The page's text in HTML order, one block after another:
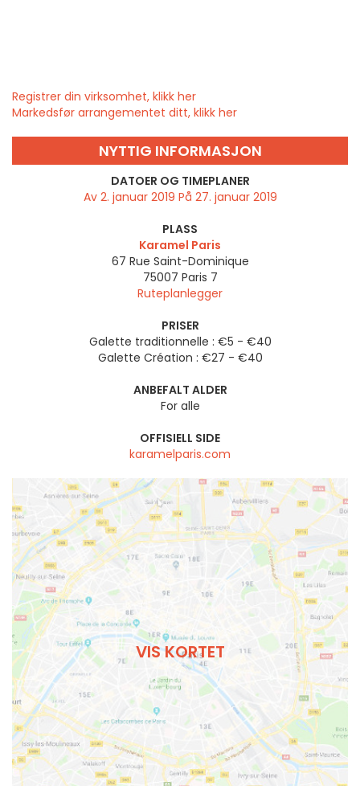
Registrer din virksomhet, klikk her
Markedsfør arrangementet ditt, klikk her
NYTTIG INFORMASJON
DATOER OG TIMEPLANER
Av 2. januar 2019 På 27. januar 2019
PLASS
Karamel Paris
67 Rue Saint-Dominique
75007 Paris 7
Ruteplanlegger
PRISER
Galette traditionnelle : €5 - €40
Galette Création : €27 - €40
ANBEFALT ALDER
For alle
OFFISIELL SIDE
karamelparis.com
VIS KORTET